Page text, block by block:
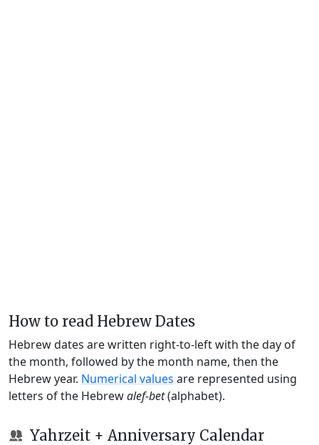
How to read Hebrew Dates
Hebrew dates are written right-to-left with the day of
the month, followed by the month name, then the
Hebrew year. Numerical values are represented using
letters of the Hebrewalef-bet(alphabet).
Yahrzeit + Anniversary Calendar